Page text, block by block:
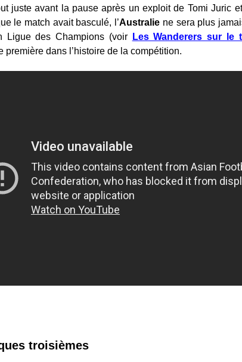
juste avant la pause après un exploit de Tomi Juric
le match avait basculé, l’Australie ne sera plus
Ligue des Champions (voir Les Wanderers sur le
première dans l’histoire de la compétition.
troisièmes